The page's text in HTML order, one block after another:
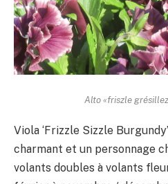
Alto «friszle
Viola ‘Frizzle Sizzle
charmant et un personnage
volants doubles à volants